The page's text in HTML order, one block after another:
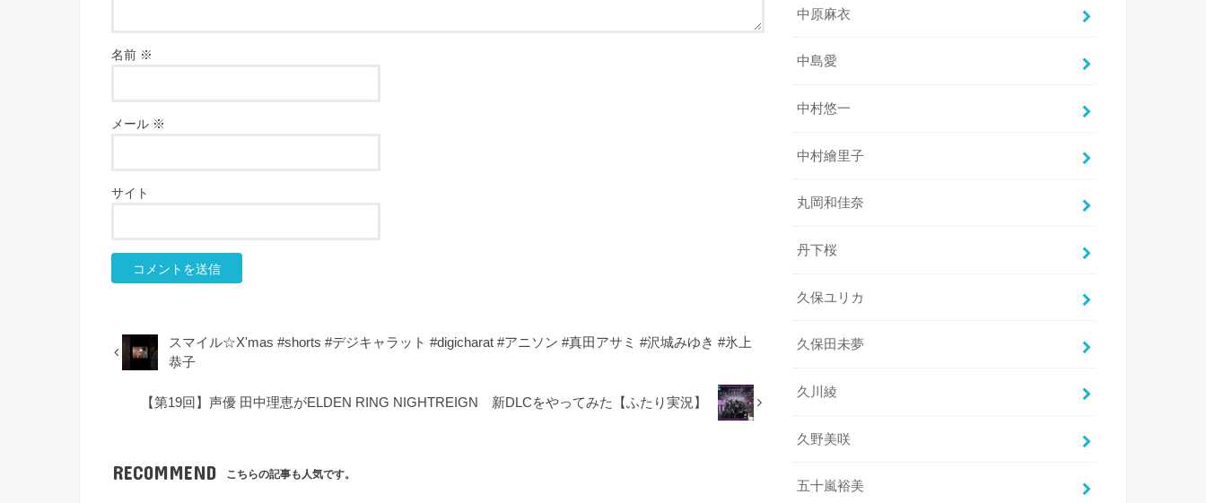
名前 ※
メール ※
サイト
スマイル☆X'mas #shorts #デジキャラット #digicharat #アニソン #真田アサミ #沢城みゆき #氷上
恭子
【第19回】声優 田中理恵がELDEN RING NIGHTREIGN 新DLCをやってみた【ふたり実況】
RECOMMEND こちらの記事も人気です。
中原麻衣
中島愛
中村悠一
中村繪里子
丸岡和佳奈
丹下桜
久保ユリカ
久保田未夢
久川綾
久野美咲
五十嵐裕美